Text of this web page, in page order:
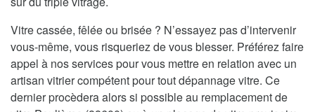
Vitre cassée, fêlée ou brisée ? N’essayez pas d’intervenir
vous-même, vous risqueriez de vous blesser. Préférez faire
appel à nos services pour vous mettre en relation avec un
artisan vitrier compétent pour tout dépannage vitre. Ce
dernier procèdera alors si possible au remplacement de